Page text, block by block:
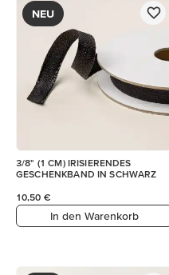
NEU
3/8" (1 CM) IRISIERENDES
GESCHENKBAND IN SCHWARZ
10,50 €
In den Warenkorb